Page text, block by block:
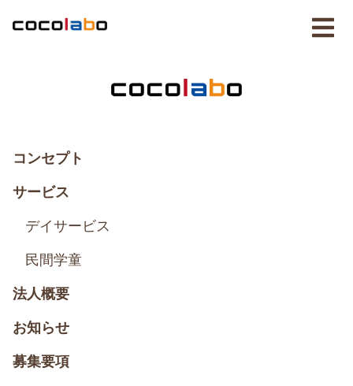
コンセプト
サービス
デイサービス
民間学童
法人概要
お知らせ
募集要項